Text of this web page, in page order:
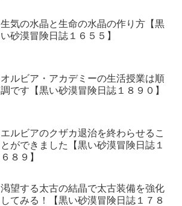
生気の水晶と生命の水晶の作り方【黒
い砂漠冒険日誌１６５５】
オルビア・アカデミーの生活授業は順
調です【黒い砂漠冒険日誌１８９０】
エルビアのクザカ退治を終わらせるこ
とができました【黒い砂漠冒険日誌１
６８９】
渇望する太古の結晶で太古装備を強化
してみる！【黒い砂漠冒険日誌１７８